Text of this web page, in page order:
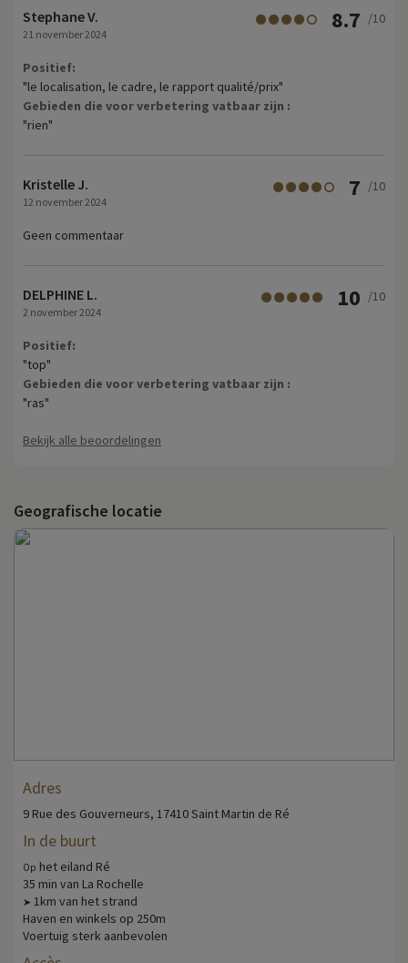
Stephane V.
21 november 2024
8.7 /10
Positief:
"le localisation, le cadre, le rapport qualité/prix"
Gebieden die voor verbetering vatbaar zijn :
"rien"
Kristelle J.
12 november 2024
7 /10
Geen commentaar
DELPHINE L.
2 november 2024
10 /10
Positief:
"top"
Gebieden die voor verbetering vatbaar zijn :
"ras"
Bekijk alle beoordelingen
Geografische locatie
Adres
9 Rue des Gouverneurs, 17410 Saint Martin de Ré
In de buurt
Op het eiland Ré
35 min van La Rochelle
➤ 1km van het strand
Haven en winkels op 250m
Voertuig sterk aanbevolen